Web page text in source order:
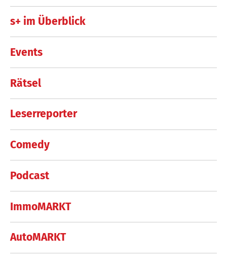
s+ im Überblick
Events
Rätsel
Leserreporter
Comedy
Podcast
ImmoMARKT
AutoMARKT